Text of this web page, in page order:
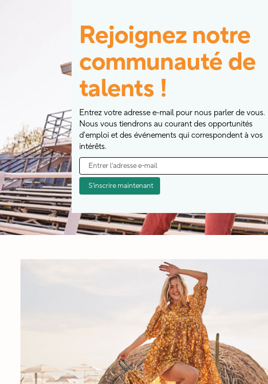
Rejoignez notre
communauté de
talents !
Entrez votre adresse e-mail pour nous parler de vous.
Nous vous tiendrons au courant des opportunités
d'emploi et des événements qui correspondent à vos
intérêts.